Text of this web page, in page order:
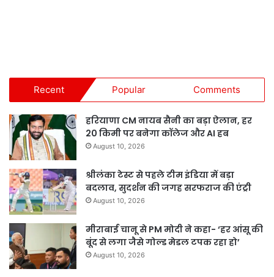
Recent Popular Comments
हरियाणा CM नायब सैनी का बड़ा ऐलान, हर
20 किमी पर बनेगा कॉलेज और AI हब
August 10, 2026
श्रीलंका टेस्ट से पहले टीम इंडिया में बड़ा
बदलाव, सुदर्शन की जगह सरफराज की एंट्री
August 10, 2026
मीराबाई चानू से PM मोदी ने कहा- ‘हर आंसू की
बूंद से लगा जैसे गोल्ड मेडल टपक रहा हो’
August 10, 2026